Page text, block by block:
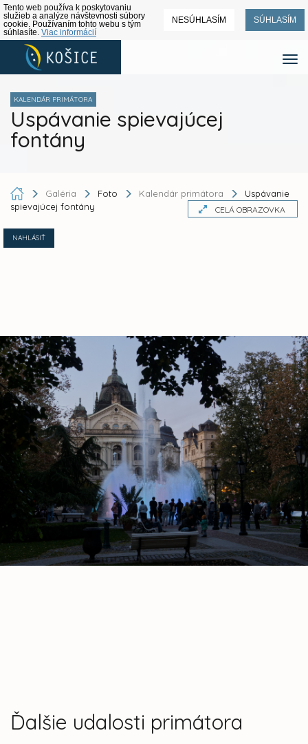
Tento web používa k poskytovaniu
služieb a analýze návštevnosti súbory
cookie. Používaním tohto webu s tým
súhlasíte. Viac informácií
NESÚHLASÍM SÚHLASÍM
KALENDÁR PRIMÁTORA
Uspávanie spievajúcej
fontány
Galéria Foto Kalendár primátora
Uspávanie
spievajúcej fontány
CELÁ OBRAZOVKA
NAHLÁSIŤ
Ďalšie udalosti primátora